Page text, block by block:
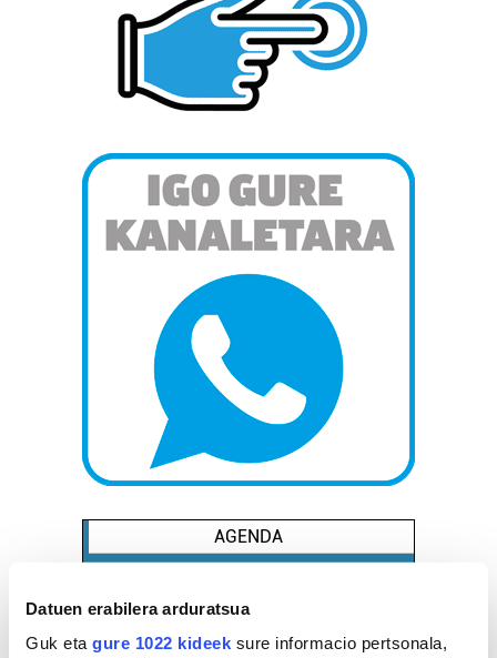
Datuen erabilera arduratsua
Guk eta gure 1022 kideek sure informacio pertsonala,
AGENDA
Abuztua 2026